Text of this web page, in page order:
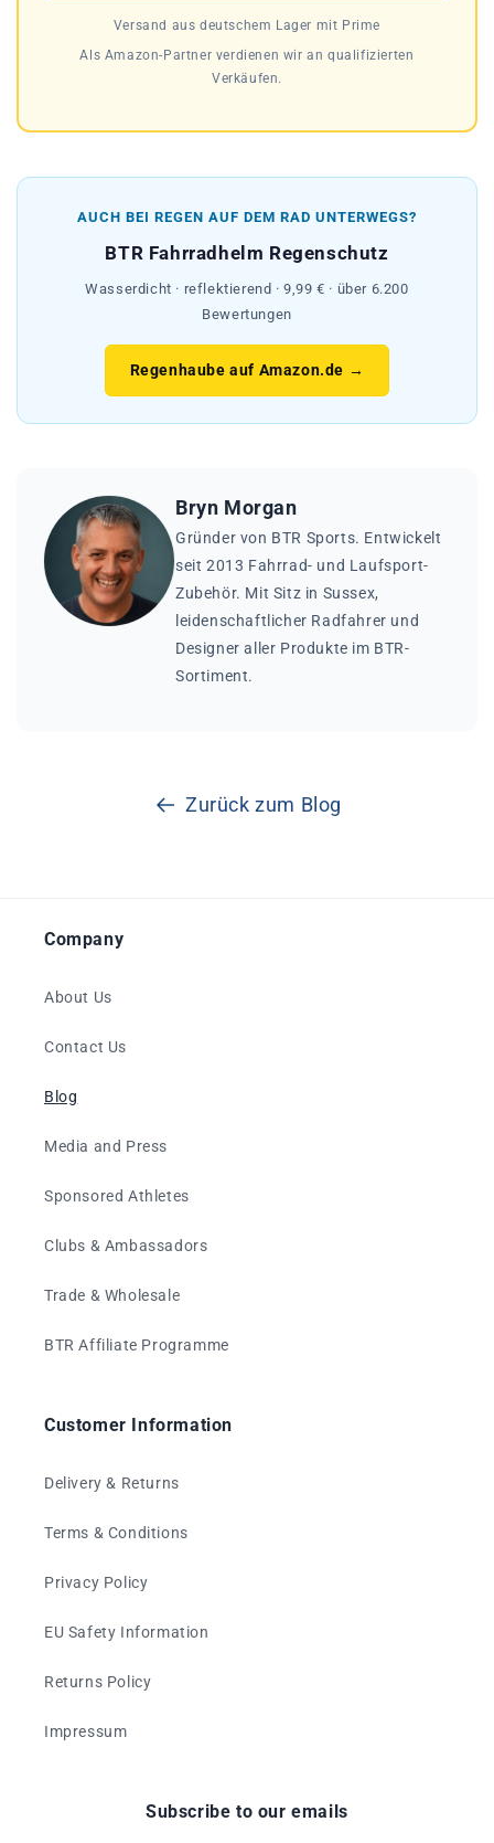
Versand aus deutschem Lager mit Prime
Als Amazon-Partner verdienen wir an qualifizierten
Verkäufen.
AUCH BEI REGEN AUF DEM RAD UNTERWEGS?
BTR Fahrradhelm Regenschutz
Wasserdicht · reflektierend · 9,99 € · über 6.200
Bewertungen
Regenhaube auf Amazon.de →
Bryn Morgan
Gründer von BTR Sports. Entwickelt
seit 2013 Fahrrad- und Laufsport-
Zubehör. Mit Sitz in Sussex,
leidenschaftlicher Radfahrer und
Designer aller Produkte im BTR-
Sortiment.
Zurück zum Blog
Company
About Us
Contact Us
Blog
Media and Press
Sponsored Athletes
Clubs & Ambassadors
Trade & Wholesale
BTR Affiliate Programme
Customer Information
Delivery & Returns
Terms & Conditions
Privacy Policy
EU Safety Information
Returns Policy
Impressum
Subscribe to our emails